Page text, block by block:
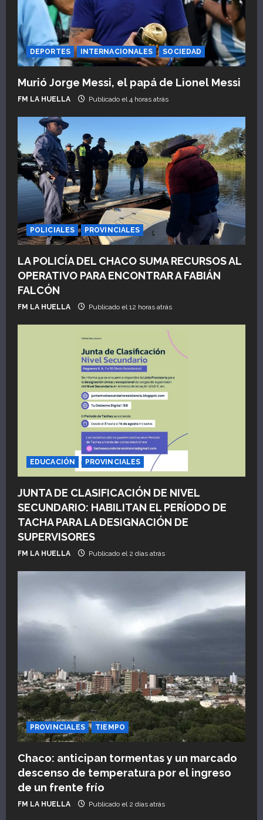
DEPORTES INTERNACIONALES SOCIEDAD
Murió Jorge Messi, el papá de Lionel Messi
FM LA HUELLA Publicado el 4 horas atrás
POLICIALES PROVINCIALES
LA POLICÍA DEL CHACO SUMA RECURSOS AL
OPERATIVO PARA ENCONTRAR A FABIÁN
FALCÓN
FM LA HUELLA Publicado el 12 horas atrás
EDUCACIÓN PROVINCIALES
JUNTA DE CLASIFICACIÓN DE NIVEL
SECUNDARIO: HABILITAN EL PERÍODO DE
TACHA PARA LA DESIGNACIÓN DE
SUPERVISORES
FM LA HUELLA Publicado el 2 días atrás
PROVINCIALES TIEMPO
Chaco: anticipan tormentas y un marcado
descenso de temperatura por el ingreso
de un frente frío
FM LA HUELLA Publicado el 2 días atrás